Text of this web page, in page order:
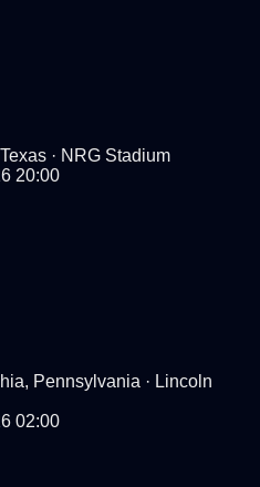
· NRG Stadium
20:00
Pennsylvania · Lincoln
02:00